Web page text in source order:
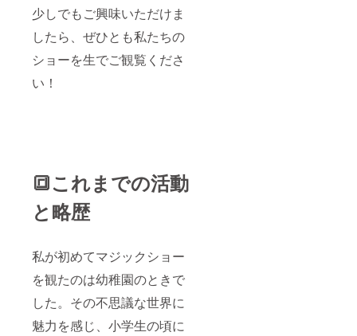
少しでもご興味いただけま
したら、ぜひとも私たちの
ショーを生でご観覧くださ
い！
🔳これまでの活動
と略歴
私が初めてマジックショー
を観たのは幼稚園のときで
した。その不思議な世界に
魅力を感じ、小学生の頃に